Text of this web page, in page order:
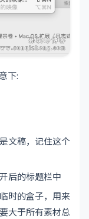
下:
文稿，记住这个
后的标题栏中
时的盒子，用来
大于所有素材总